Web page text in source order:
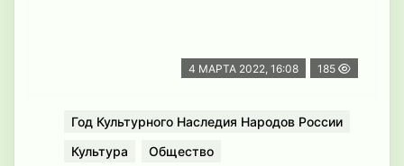
4 МАРТА 2022, 16:08 185
Год Культурного Наследия Народов России
Культура
Общество